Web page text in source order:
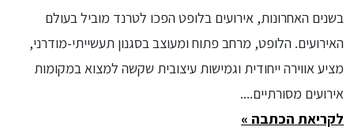
בשנים האחרונות, אירועים בלופט הפכו לטרנד מוביל בעולם
האירועים. הלופט, מרחב פתוח ומעוצב בסגנון תעשייתי-מודרני,
מציע אווירה ייחודית וגמישות עיצובית שקשה למצוא במקומות
אירועים מסורתיים....
לקריאת הכתבה »